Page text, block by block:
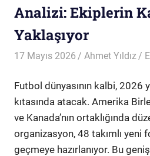
Analizi: Ekiplerin
Yaklaşıyor
17 Mayıs 2026 Ahmet Yıldız
Futbol dünyasının kalbi, 2026
kıtasında atacak. Amerika
ve Kanada’nın ortaklığında
organizasyon, 48 takımlı yeni
geçmeye hazırlanıyor. Bu